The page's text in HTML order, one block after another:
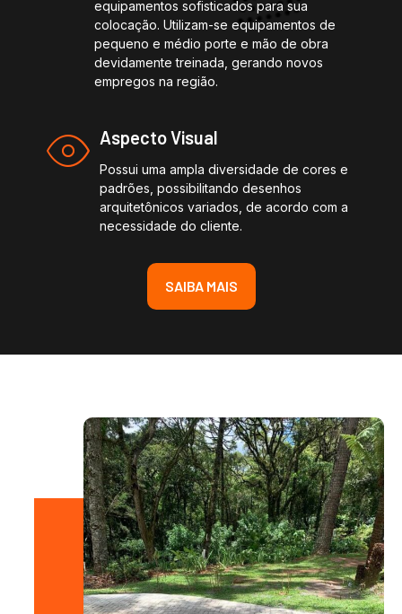
equipamentos sofisticados para sua
colocação. Utilizam-se equipamentos de
pequeno e médio porte e mão de obra
devidamente treinada, gerando novos
empregos na região.
Aspecto Visual
Possui uma ampla diversidade de cores e
padrões, possibilitando desenhos
arquitetônicos variados, de acordo com a
necessidade do cliente.
SAIBA MAIS